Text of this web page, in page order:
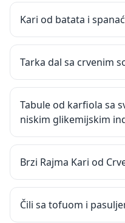
Kari od batata i
Tarka dal sa crvenim
Tabule od karfiola sa
niskim glikemijskim
Brzi Rajma Kari od
Čili sa tofuom i